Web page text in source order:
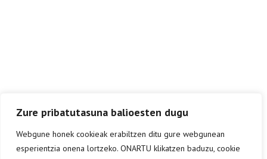
Zure pribatutasuna balioesten dugu
Webgune honek cookieak erabiltzen ditu gure webgunean
esperientzia onena lortzeko. ONARTU klikatzen baduzu, cookie